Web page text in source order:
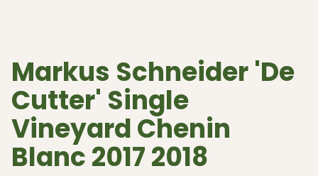
Markus Schneider 'De
Cutter' Single
Vineyard Chenin
Blanc 2017 2018